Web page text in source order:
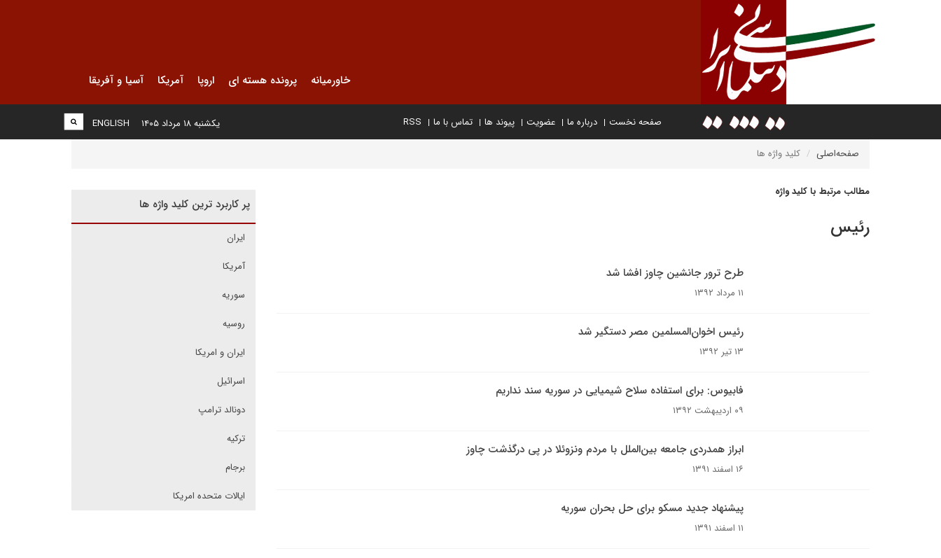
خاورمیانه پرونده هسته ای اروپا آمریکا آسیا و آفریقا
صفحه نخست درباره ما عضویت پیوند ها تماس با ما RSS
ENGLISH یکشنبه ۱۸ مرداد ۱۴۰۵
صفحه‌اصلی کلید واژه ها
مطالب مرتبط با کلید واژه
رئیس
طرح ترور جانشین چاوز افشا شد
۱۱ مرداد ۱۳۹۲
رئیس اخوان‌المسلمین مصر دستگیر شد
۱۳ تیر ۱۳۹۲
فابیوس: برای استفاده سلاح شیمیایی در سوریه سند نداریم
۰۹ اردیبهشت ۱۳۹۲
ابراز همدردی جامعه بین‌الملل با مردم ونزوئلا در پی درگذشت چاوز
۱۶ اسفند ۱۳۹۱
پیشنهاد جدید مسکو برای حل بحران سوریه
۱۱ اسفند ۱۳۹۱
پر کاربرد ترین کلید واژه ها
ایران
آمریکا
سوریه
روسیه
ایران و امریکا
اسرائیل
دونالد ترامپ
ترکیه
برجام
ایالات متحده امریکا